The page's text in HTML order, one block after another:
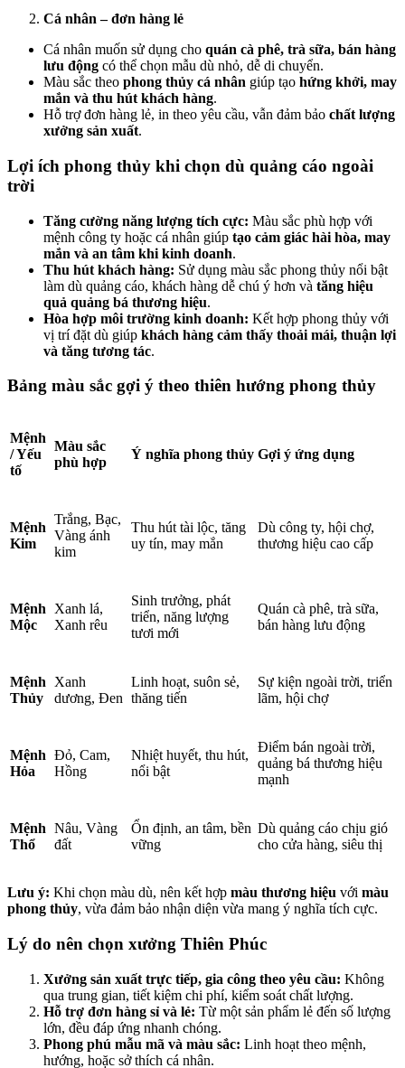
Cá nhân – đơn hàng lẻ
Cá nhân muốn sử dụng cho quán cà phê, trà sữa, bán hàng
lưu động có thể chọn mẫu dù nhỏ, dễ di chuyển.
Màu sắc theo phong thủy cá nhân giúp tạo hứng khởi, may
mắn và thu hút khách hàng.
Hỗ trợ đơn hàng lẻ, in theo yêu cầu, vẫn đảm bảo chất lượng
xưởng sản xuất.
Lợi ích phong thủy khi chọn dù quảng cáo ngoài
trời
Tăng cường năng lượng tích cực: Màu sắc phù hợp với
mệnh công ty hoặc cá nhân giúp tạo cảm giác hài hòa, may
mắn và an tâm khi kinh doanh.
Thu hút khách hàng: Sử dụng màu sắc phong thủy nổi bật
làm dù quảng cáo, khách hàng dễ chú ý hơn và tăng hiệu
quả quảng bá thương hiệu.
Hòa hợp môi trường kinh doanh: Kết hợp phong thủy với
vị trí đặt dù giúp khách hàng cảm thấy thoải mái, thuận lợi
và tăng tương tác.
Bảng màu sắc gợi ý theo thiên hướng phong thủy
Mệnh
/ Yếu
tố
Màu sắc
phù hợp
Ý nghĩa phong thủy Gợi ý ứng dụng
Mệnh
Kim
Trắng, Bạc,
Vàng ánh
kim
Thu hút tài lộc, tăng
uy tín, may mắn
Dù công ty, hội chợ,
thương hiệu cao cấp
Mệnh
Mộc
Xanh lá,
Xanh rêu
Sinh trưởng, phát
triển, năng lượng
tươi mới
Quán cà phê, trà sữa,
bán hàng lưu động
Mệnh
Thủy
Xanh
dương, Đen
Linh hoạt, suôn sẻ,
thăng tiến
Sự kiện ngoài trời, triển
lãm, hội chợ
Mệnh
Hỏa
Đỏ, Cam,
Hồng
Nhiệt huyết, thu hút,
nổi bật
Điểm bán ngoài trời,
quảng bá thương hiệu
mạnh
Mệnh
Thổ
Nâu, Vàng
đất
Ổn định, an tâm, bền
vững
Dù quảng cáo chịu gió
cho cửa hàng, siêu thị
Lưu ý: Khi chọn màu dù, nên kết hợp màu thương hiệu với màu
phong thủy, vừa đảm bảo nhận diện vừa mang ý nghĩa tích cực.
Lý do nên chọn xưởng Thiên Phúc
Xưởng sản xuất trực tiếp, gia công theo yêu cầu: Không
qua trung gian, tiết kiệm chi phí, kiểm soát chất lượng.
Hỗ trợ đơn hàng sỉ và lẻ: Từ một sản phẩm lẻ đến số lượng
lớn, đều đáp ứng nhanh chóng.
Phong phú mẫu mã và màu sắc: Linh hoạt theo mệnh,
hướng, hoặc sở thích cá nhân.